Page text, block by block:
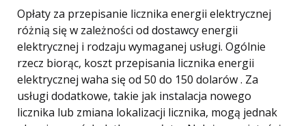
Opłaty za przepisanie licznika energii elektrycznej
różnią się w zależności od dostawcy energii
elektrycznej i rodzaju wymaganej usługi. Ogólnie
rzecz biorąc, koszt przepisania licznika energii
elektrycznej waha się od 50 do 150 dolarów . Za
usługi dodatkowe, takie jak instalacja nowego
licznika lub zmiana lokalizacji licznika, mogą jednak